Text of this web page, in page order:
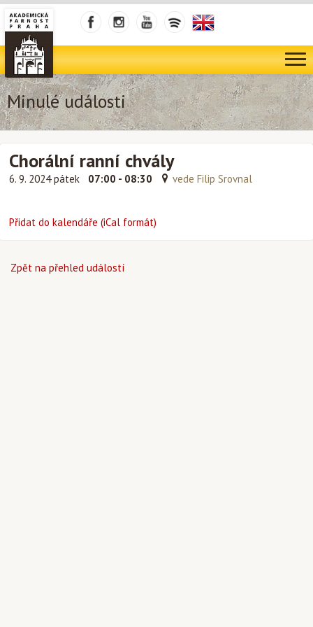
Minulé události
Chorální ranní chvály
6. 9. 2024 pátek 07:00 - 08:30 vede Filip Srovnal
Přidat do kalendáře (iCal formát)
Zpět na přehled událostí